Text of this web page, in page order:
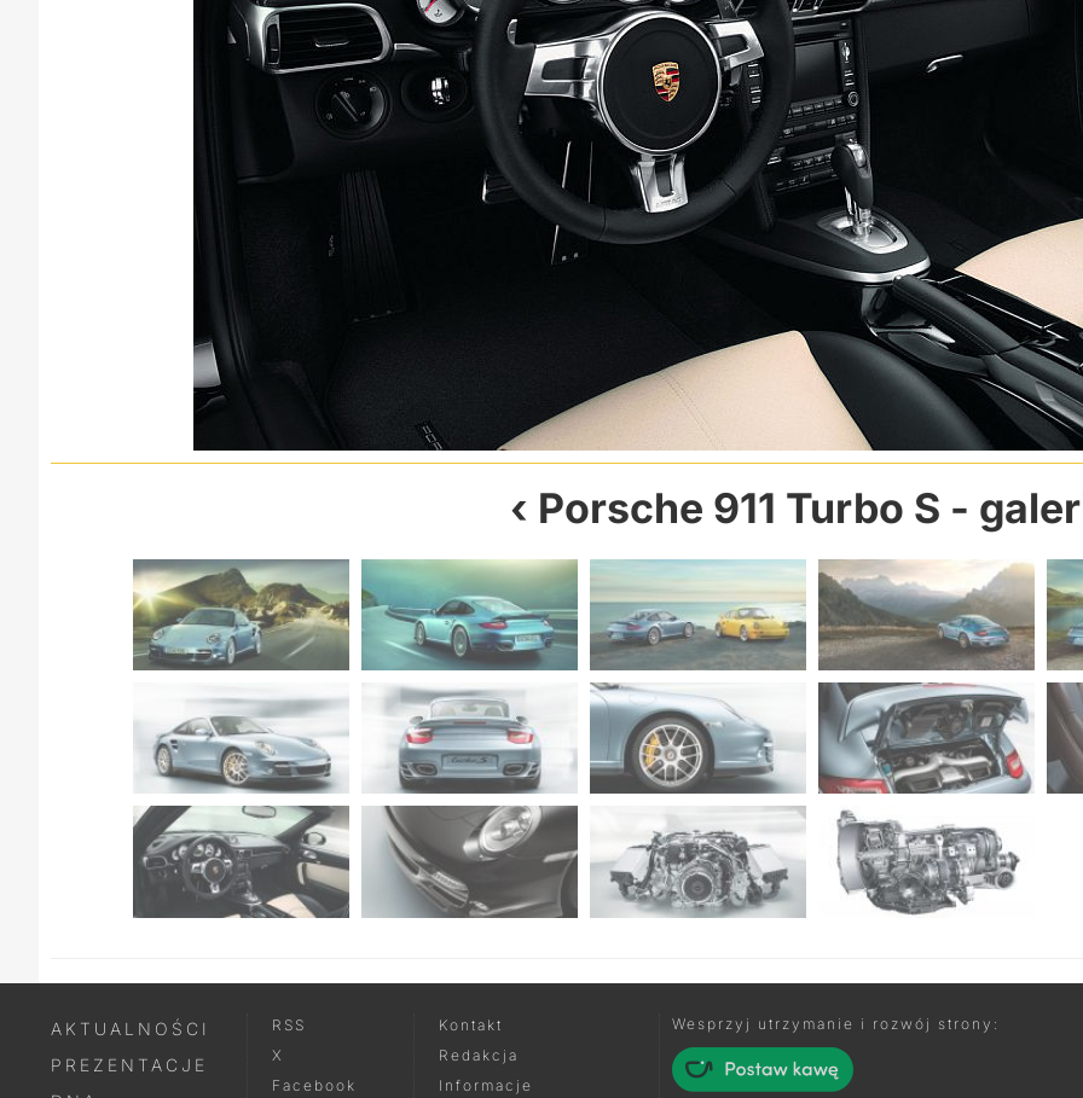
Porsche 911 Turbo S -
AKTUALNOŚCI
PREZENTACJE
RSS
X
Facebook
Kontakt
Redakcja
Informacje
Wesprzyj utrzymanie i rozwój strony: